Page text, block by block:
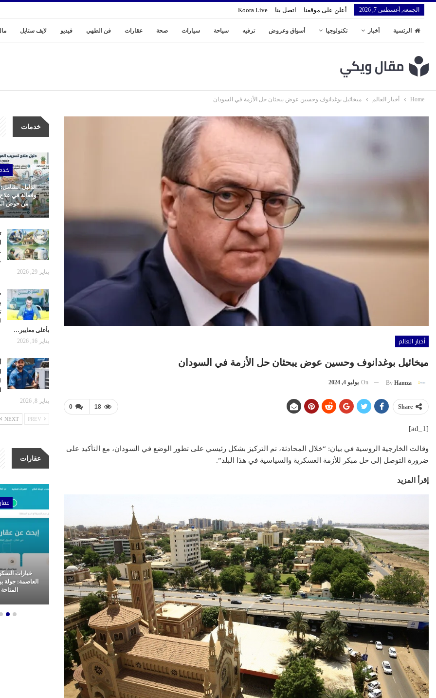
الجمعة, أغسطس 7, 2026 أعلن على موقعنا اتصل بنا Koora Live
الرئسية أخبار تكنولوجيا أسواق وعروض ترفيه سياحة سيارات صحة عقارات فن الطهي فيديو لايف ستايل
Home أخبار العالم ميخائيل بوغدانوف وحسين عوض يبحثان حل الأزمة في السودان
أخبار العالم
ميخائيل بوغدانوف وحسين عوض يبحثان حل الأزمة في السودان
By Hamza
On يوليو 4, 2024
0 18 Share
[ad_1]
وقالت الخارجية الروسية في بيان: “خلال المحادثة، تم التركيز بشكل رئيسي على تطور الوضع في السودان، مع التأكيد على
ضرورة التوصل إلى حل مبكر للأزمة العسكرية والسياسية في هذا البلد”.
إقرأ المزيد
خدمات
الدليل
وفعالة في
من حوض
يناير 29, 2026
بأعلى معايير…
يناير 16, 2026
يناير 8, 2026
NEXT
عقارات
تطبيق سكن العقاري: ثورة
رقمية في عالم العقارات
مشاريع شركة الأولى للتطوير
العقاري.. ريادة وتميز في غرب
القاهرة
خيارات السكن الراقي في
العاصمة: جولة بين أفخم الشقق
المتاحة للإيجار
كلين
نقدم خدمات
المملكة